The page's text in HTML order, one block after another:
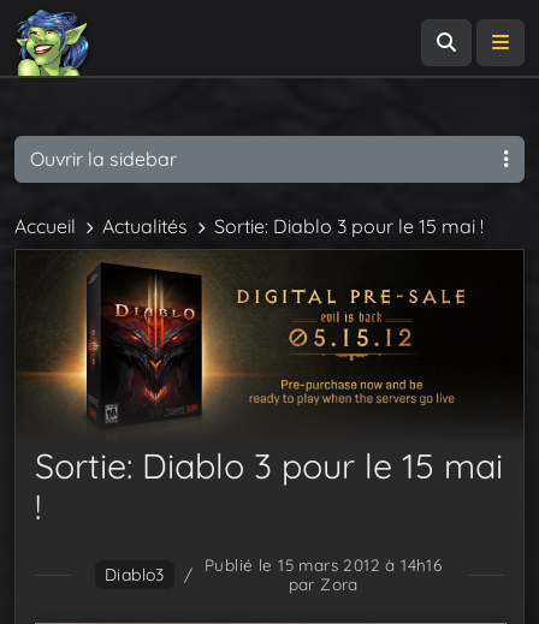
Accueil Actualités Sortie: Diablo 3 pour le 15 mai !
Sortie: Diablo 3 pour le 15 mai
!
Diablo3 /
Publié le 15 mars 2012 à 14h16
par Zora
Ouvrir la sidebar